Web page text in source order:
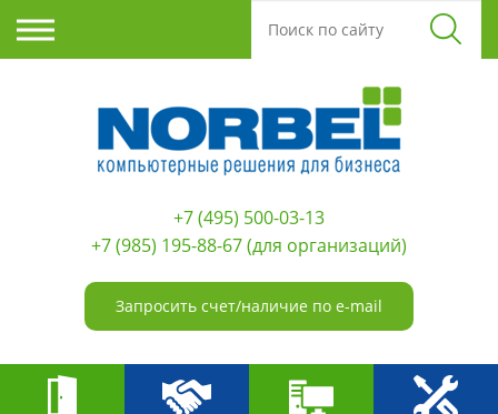
+7 (495) 500-03-13
+7 (985) 195-88-67(для организаций)
Запросить счет/наличие по e-mail